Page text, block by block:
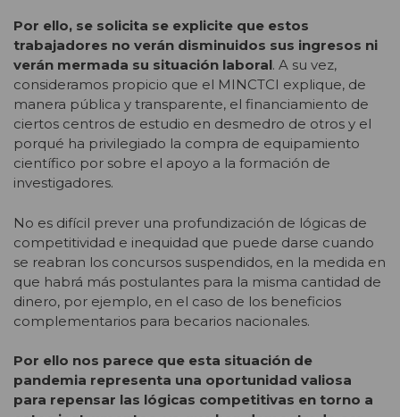
Por ello, se solicita se explicite que estos
trabajadores no verán disminuidos sus ingresos ni
verán mermada su situación laboral. A su vez,
consideramos propicio que el MINCTCI explique, de
manera pública y transparente, el financiamiento de
ciertos centros de estudio en desmedro de otros y el
porqué ha privilegiado la compra de equipamiento
científico por sobre el apoyo a la formación de
investigadores.
No es difícil prever una profundización de lógicas de
competitividad e inequidad que puede darse cuando
se reabran los concursos suspendidos, en la medida en
que habrá más postulantes para la misma cantidad de
dinero, por ejemplo, en el caso de los beneficios
complementarios para becarios nacionales.
Por ello nos parece que esta situación de
pandemia representa una oportunidad valiosa
para repensar las lógicas competitivas en torno a